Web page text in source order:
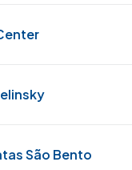
São Bento